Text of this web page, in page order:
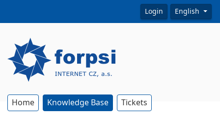
Login English
Home Knowledge Base Tickets